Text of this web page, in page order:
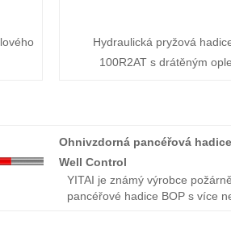
Hydraulická pryžová
100R2AT s drátěným
Ohnivzdorná pancéřová
Well Control
YITAI je známý výrobce
pancéřové hadice BOP s více